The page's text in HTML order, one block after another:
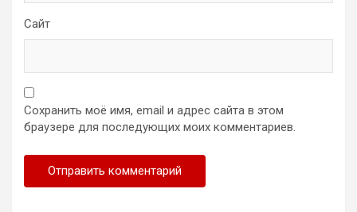
Сайт
Сохранить моё имя, email и адрес сайта в этом
браузере для последующих моих комментариев.